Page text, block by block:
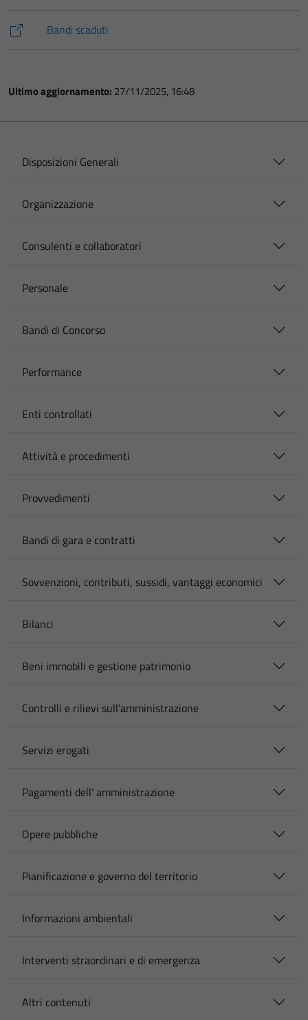
Bandi scaduti
Ultimo aggiornamento: 27/11/2025, 16:48
Disposizioni Generali
Organizzazione
Consulenti e collaboratori
Personale
Bandi di Concorso
Performance
Enti controllati
Attività e procedimenti
Provvedimenti
Bandi di gara e contratti
Sovvenzioni, contributi, sussidi, vantaggi economici
Bilanci
Beni immobili e gestione patrimonio
Controlli e rilievi sull'amministrazione
Servizi erogati
Pagamenti dell' amministrazione
Opere pubbliche
Pianificazione e governo del territorio
Informazioni ambientali
Interventi straordinari e di emergenza
Altri contenuti